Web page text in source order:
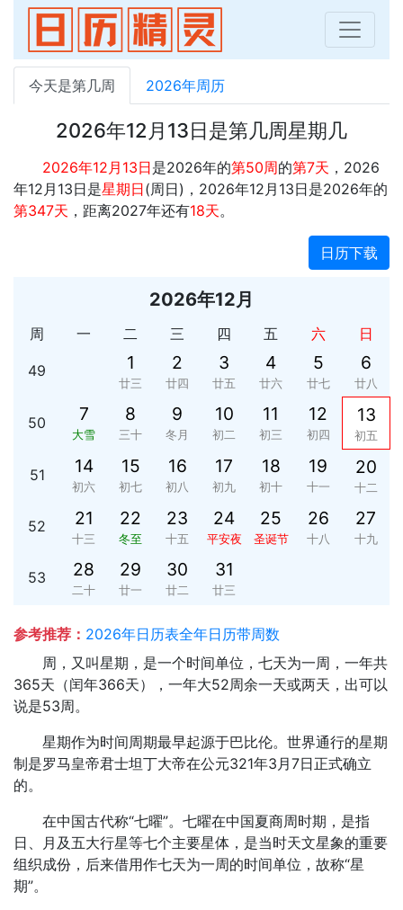
今天是第几周 2026年周历
2026年12月13日是第几周星期几
2026年12月13日是2026年的第50周的第7天 ，2026
年12月13日是星期日(周日)，2026年12月13日是2026年的
第347天 ，距离2027年还有18天。
日历下载
2026年12月
周 一 二 三 四 五 六 日
49 1
廿三
2
廿四
3
廿五
4
廿六
5
廿七
6
廿八
50 7
大雪
8
三十
9
冬月
10
初二
11
初三
12
初四
13
初五
51 14
初六
15
初七
16
初八
17
初九
18
初十
19
十一
20
十二
52 21
十三
22
冬至
23
十五
24
平安夜
25
圣诞节
26
十八
27
十九
53 28
二十
29
廿一
30
廿二
31
廿三
参考推荐： 2026年日历表全年日历带周数
周，又叫星期，是一个时间单位，七天为一周，一年共
365天（闰年366天），一年大52周余一天或两天，出可以
说是53周。
星期作为时间周期最早起源于巴比伦。世界通行的星期
制是罗马皇帝君士坦丁大帝在公元321年3月7日正式确立
的。
在中国古代称“七曜”。七曜在中国夏商周时期，是指
日、月及五大行星等七个主要星体，是当时天文星象的重要
组织成份，后来借用作七天为一周的时间单位，故称“星
期”。